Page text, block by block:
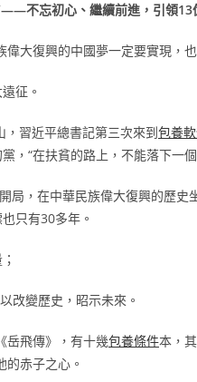
不忘初心、繼續前進，引領13
偉大復興的中國夢一定要實現，
征。
習近平總書記第三次來到包養
，“在扶貧的路上，不能落下一
局，在中華民族偉大復興的歷
只有30多年。
改變歷史，昭示未來。
岳飛傳》，有十幾包養條件本，
的赤子之心。